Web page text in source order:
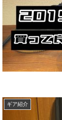
ギア紹介